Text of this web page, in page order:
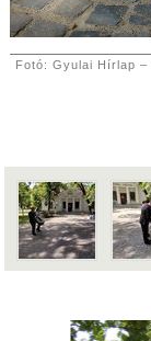
Fotó: Gyulai Hírlap –